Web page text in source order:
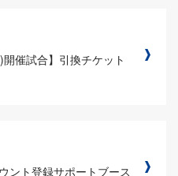
開催試合】引換チケット
ント登録サポートブース